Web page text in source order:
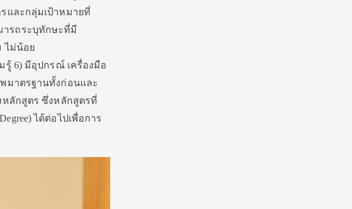
และกลุ่มเป้าหมายที่
ารถระบุทักษะที่มี
ไม่น้อย
6) มีอุปกรณ์ เครื่องมือ
มาตรฐานทั้งก่อนและ
หลักสูตร ซึ่งหลักสูตรที่
ได้ต่อไปเพื่อการ